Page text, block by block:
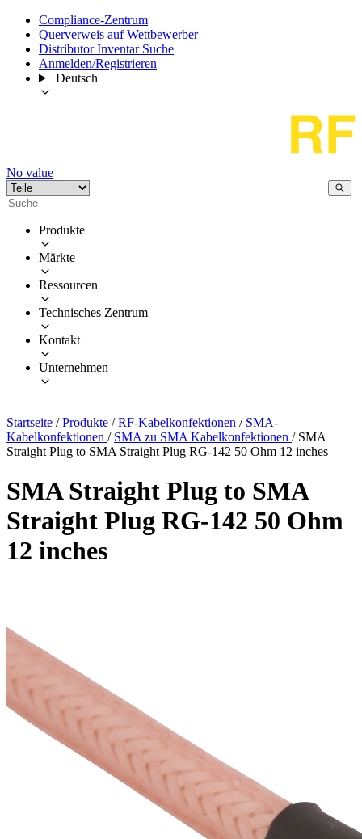
Compliance-Zentrum
Querverweis auf Wettbewerber
Distributor Inventar Suche
Anmelden/Registrieren
Deutsch
No value
Produkte
Märkte
Ressourcen
Technisches Zentrum
Kontakt
Unternehmen
Startseite / Produkte / RF-Kabelkonfektionen / SMA-
Kabelkonfektionen / SMA zu SMA Kabelkonfektionen / SMA
Straight Plug to SMA Straight Plug RG-142 50 Ohm 12 inches
SMA Straight Plug to SMA
Straight Plug RG-142 50 Ohm
12 inches